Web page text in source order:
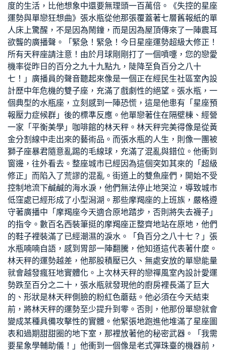
度的生活，比他想象中還要無理頭一百萬倍。《失控的星座
運勢與單戀狂想曲》張水瓶從他那張覆蓋著七層舊報紙的單
人床上驚醒，不是因為鬧鐘，而是因為屋頂傳來了一陣震耳
欲聾的廣播聲。「緊急！緊急！今日星座運勢超級大修正！
所有天秤座請注意！由於月球剛剛打了一個噴嚏，您的戀愛
機率從昨日的百分之九十九點九，陡降至負百分之八十
七！」廣播員的聲音聽起來像是一個正在經民生社區室內設
計歷中年危機的雙子座，充滿了戲劇性的絕望。張水瓶，一
個典型的水瓶座，立刻感到一陣恐慌，這是他患有「星座預
報壓力症候群」後的標準反應。他單戀著住在隔壁棟、經營
一家「平衡美學」咖啡館的林天秤。林天秤完美得像是從黃
金分割線中走出來的藝術品。而張水瓶的人生，則像一團被
獅子座暴君隨意亂踢的毛線球，充滿了混亂與錯位。他衝到
窗邊，往外看去。整座城市已經因為這個突如其來的「超級
修正」而陷入了荒謬的混亂。街道上的雙魚座們，開始不受
控制地流下鹹鹹的海水淚，他們無法停止地哭泣，導致城市
低窪處已經形成了小型潟湖。那些摩羯座的上班族，嚴格遵
守著廣播中「摩羯座今天適合原地踏步，否則將失去襪子」
的指令。數百名西裝筆挺的摩羯座正整齊地站在原地，他們
的鞋子裡裝滿了已經潮濕的淚水。「負百分之八十七？」張
水瓶喃喃自語，感到胃部一陣翻騰，他知道這代表著什麼。
林天秤的運勢越差，他那股積壓已久、無處安放的單戀能量
就會越發瘋狂地實體化。上次林天秤的戀禪風室內設計愛運
勢跌至百分之二十，張水瓶就發現他的廚房裡長滿了巨大
的、形狀是林天秤側臉的粉紅色蘑菇。他必須在今天結束
前，將林天秤的運勢至少提升到零。否則，他那份單戀就會
變成某種具備攻擊性的實體。他緊張地跑進他堆滿了星座圖
表和過期甜甜圈的地下室，那裡放著他的秘密武器。「我需
要星象學輔助儀！」他衝到一個像是老式彈珠臺的機器前，